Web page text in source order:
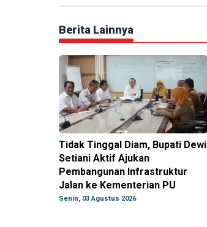
Berita Lainnya
Tidak Tinggal Diam, Bupati Dewi
Setiani Aktif Ajukan
Pembangunan Infrastruktur
Jalan ke Kementerian PU
Senin, 03 Agustus 2026